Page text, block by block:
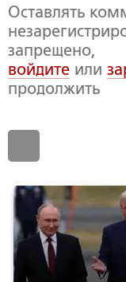
Оставлять
запрещено,
войдите или
продолжить